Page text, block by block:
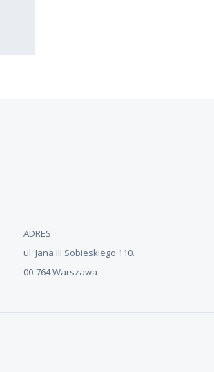
ADRES
ul. Jana III Sobieskiego 110.
00-764 Warszawa